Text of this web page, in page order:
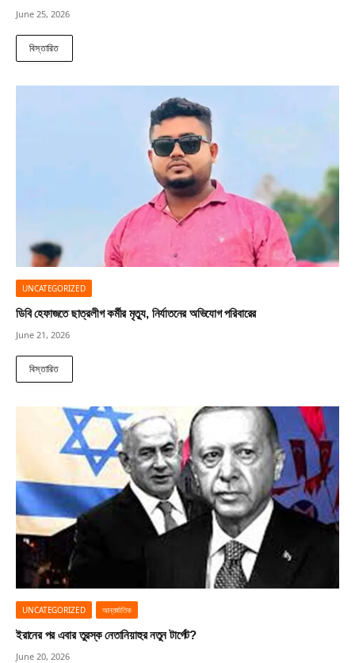
June 25, 2026
বিস্তারিত
UNCATEGORIZED
ডিবি হেফাজতে ছাত্রলীগ কর্মীর মৃত্যু, নির্যাতনের অভিযোগ পরিবারের
June 21, 2026
বিস্তারিত
UNCATEGORIZED আন্তর্জাতিক
ইরানের পর এবার তুরস্ক নেতানিয়াহুর নতুন টার্গেট?
June 20, 2026